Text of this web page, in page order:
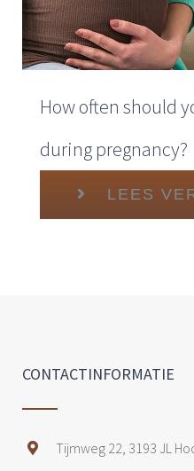
How often should
during pregnancy?
LEES
CONTACTINFORMATIE
Tijmweg 22, 3193 JL